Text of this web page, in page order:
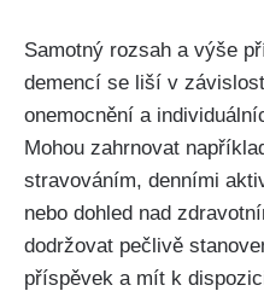
Samotný rozsah a výše
demencí se liší v
onemocnění a
Mohou zahrnovat
stravováním, denními
nebo dohled nad
dodržovat pečlivě
příspěvek a mít k